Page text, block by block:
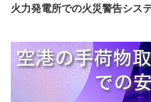
火力発電所での火災警告シス